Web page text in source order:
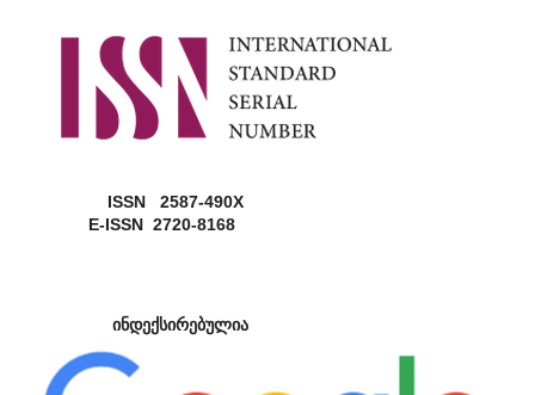
ISSN 2587-490X
E-ISSN 2720-8168
ინდექსირებულია